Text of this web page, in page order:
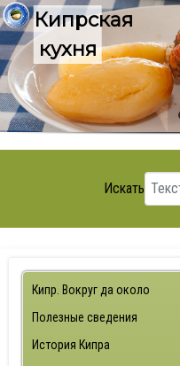
Кипрская
кухня
Искать
Кипр. Вокруг да около
Полезные сведения
История Кипра